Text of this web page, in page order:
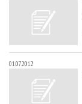
01.07.2012